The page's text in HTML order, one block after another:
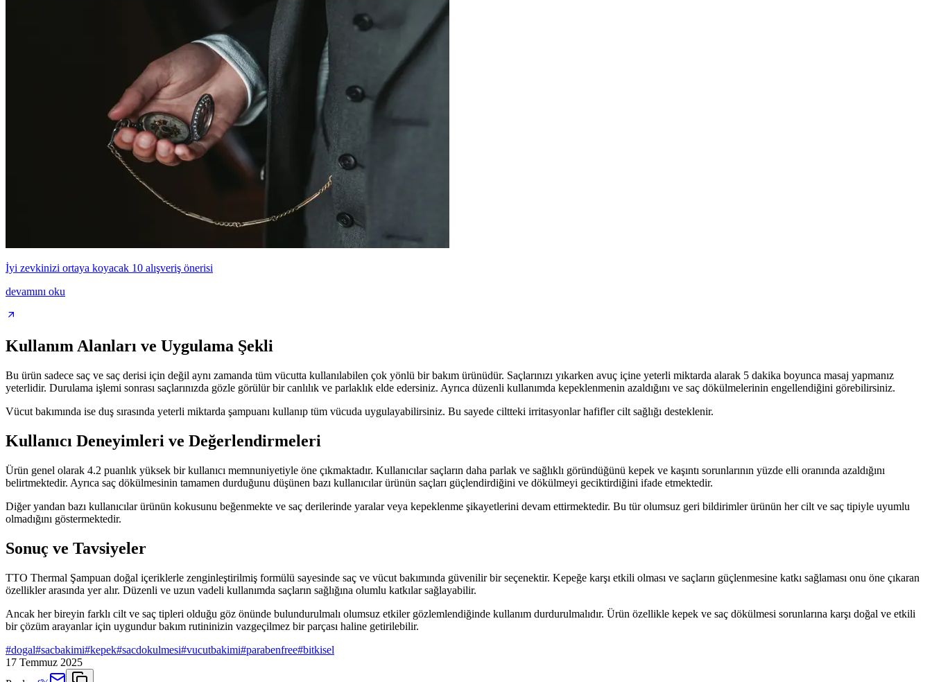
İyi zevkinizi ortaya koyacak 10 alışveriş önerisi
devamını oku
Kullanım Alanları ve Uygulama Şekli
Bu ürün sadece saç ve saç derisi için değil aynı zamanda tüm vücutta kullanılabilen çok yönlü bir bakım ürünüdür. Saçlarınızı yıkarken avuç içine yeterli miktarda alarak 5 dakika boyunca masaj yapmanız
yeterlidir. Durulama işlemi sonrası saçlarınızda gözle görülür bir canlılık ve parlaklık elde edersiniz. Ayrıca düzenli kullanımda kepeklenmenin azaldığını ve saç dökülmelerinin engellendiğini görebilirsiniz.
Vücut bakımında ise duş sırasında yeterli miktarda şampuanı kullanıp tüm vücuda uygulayabilirsiniz. Bu sayede ciltteki irritasyonlar hafifler cilt sağlığı desteklenir.
Kullanıcı Deneyimleri ve Değerlendirmeleri
Ürün genel olarak 4.2 puanlık yüksek bir kullanıcı memnuniyetiyle öne çıkmaktadır. Kullanıcılar saçların daha parlak ve sağlıklı göründüğünü kepek ve kaşıntı sorunlarının yüzde elli oranında azaldığını
belirtmektedir. Ayrıca saç dökülmesinin tamamen durduğunu düşünen bazı kullanıcılar ürünün saçları güçlendirdiğini ve dökülmeyi geciktirdiğini ifade etmektedir.
Diğer yandan bazı kullanıcılar ürünün kokusunu beğenmekte ve saç derilerinde yaralar veya kepeklenme şikayetlerini devam ettirmektedir. Bu tür olumsuz geri bildirimler ürünün her cilt ve saç tipiyle uyumlu
olmadığını göstermektedir.
Sonuç ve Tavsiyeler
TTO Thermal Şampuan doğal içeriklerle zenginleştirilmiş formülü sayesinde saç ve vücut bakımında güvenilir bir seçenektir. Kepeğe karşı etkili olması ve saçların güçlenmesine katkı sağlaması onu öne çıkaran
özellikler arasında yer alır. Düzenli ve uzun vadeli kullanımda saçların sağlığına olumlu katkılar sağlayabilir.
Ancak her bireyin farklı cilt ve saç tipleri olduğu göz önünde bulundurulmalı olumsuz etkiler gözlemlendiğinde kullanım durdurulmalıdır. Ürün özellikle kepek ve saç dökülmesi sorunlarına karşı doğal ve etkili
bir çözüm arayanlar için uygundur bakım rutininizin vazgeçilmez bir parçası haline getirilebilir.
#dogal#sacbakimi#kepek#sacdokulmesi#vucutbakimi#parabenfree#bitkisel
17 Temmuz 2025